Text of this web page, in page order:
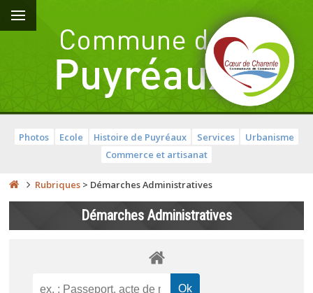
Photos Ecole Histoire de Puyréaux Services
Urbanisme
Commerce et artisanat
Rubriques > Démarches Administratives
Démarches Administratives